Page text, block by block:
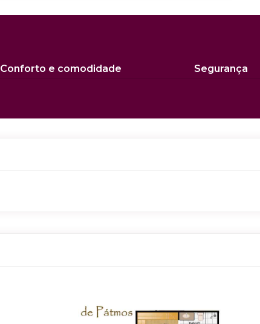
Conforto e comodidade Segurança